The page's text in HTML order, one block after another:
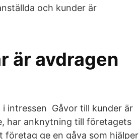
och kunder är
är avdragen
intressen Gåvor till kunder är
har anknytning till företagets
ge en gåva som hjälper